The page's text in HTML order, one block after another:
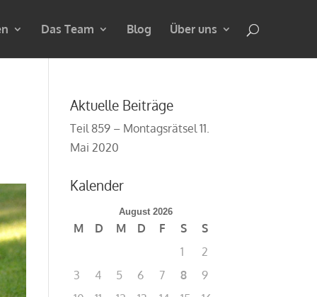
Das Team Blog Über uns
Aktuelle Beiträge
Teil 859 – Montagsrätsel 11.
Mai 2020
Kalender
August 2026
M D M D F S
S
1
2
3
4 5 6 7 8
9